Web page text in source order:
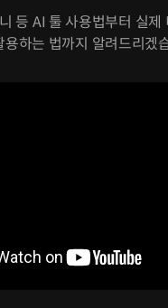
등 AI 툴 사용법부터 실제
하는 법까지 알려드리겠